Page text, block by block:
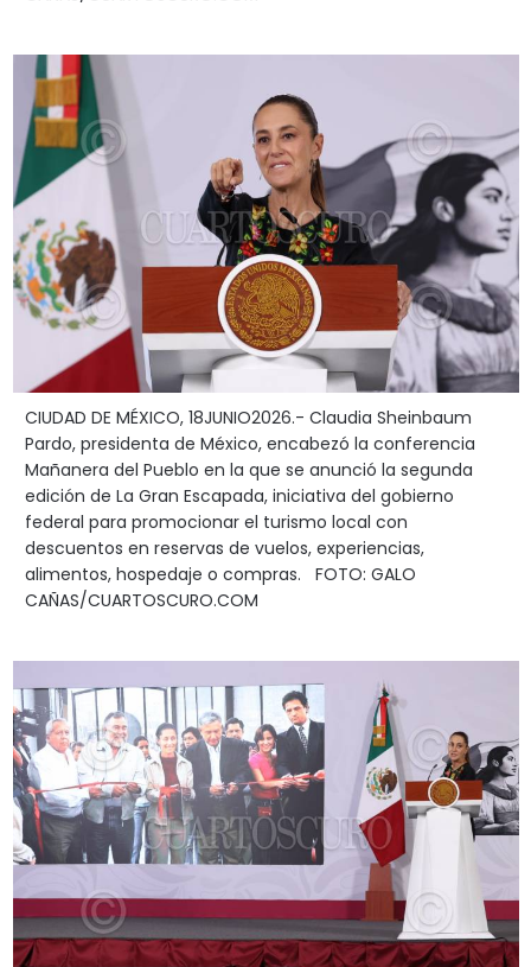
CIUDAD DE MÉXICO, 18JUNIO2026.- Claudia Sheinbaum
Pardo, presidenta de México, encabezó la conferencia
Mañanera del Pueblo en la que se anunció la segunda
edición de La Gran Escapada, iniciativa del gobierno
federal para promocionar el turismo local con
descuentos en reservas de vuelos, experiencias,
alimentos, hospedaje o compras. FOTO: GALO
CAÑAS/CUARTOSCURO.COM